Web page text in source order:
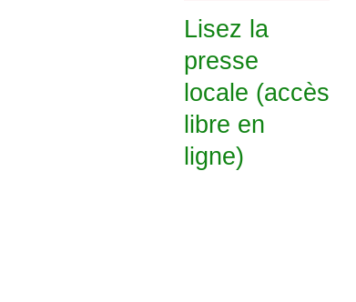
Lisez la
presse
locale (accès
libre en
ligne)